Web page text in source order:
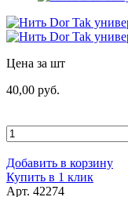
Цена за шт
40,00 руб.
Добавить в корзину
Купить в 1 клик
Арт. 42274